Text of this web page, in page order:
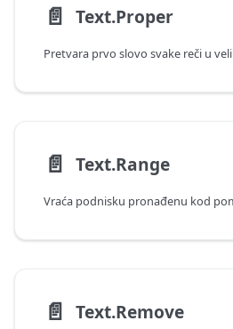
📄️ Text.Proper
Pretvara prvo slovo svake reči u
📄️ Text.Range
Vraća podnisku pronađenu kod
📄️ Text.Remove